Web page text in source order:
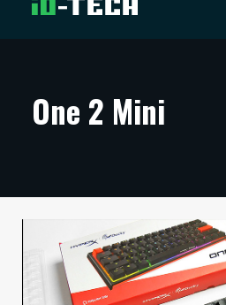
ARTIKKELIT
TECHBBS
One 2 Mini